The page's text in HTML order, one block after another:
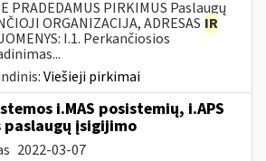
PRADEDAMUS PIRKIMUS Paslaugų
ORGANIZACIJA, ADRESAS IR
I.1. Perkančiosios
Viešieji pirkimai
i.MAS posistemių, i.APS
paslaugų įsigijimo
2022-03-07